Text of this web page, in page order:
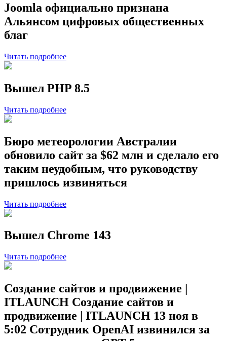
Joomla официально признана
Альянсом цифровых общественных
благ
Читать подробнее
Вышел PHP 8.5
Читать подробнее
Бюро метеорологии Австралии
обновило сайт за $62 млн и сделало его
таким неудобным, что руководству
пришлось извиняться
Читать подробнее
Вышел Chrome 143
Читать подробнее
Создание сайтов и продвижение |
ITLAUNCH Создание сайтов и
продвижение | ITLAUNCH 13 ноя в
5:02 Сотрудник OpenAI извинился за